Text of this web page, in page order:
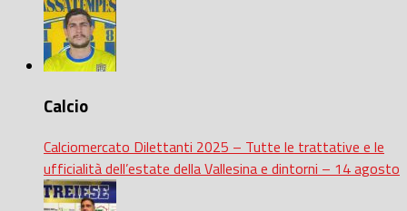
Calcio
Calciomercato Dilettanti 2025 – Tutte le trattative e le
ufficialità dell’estate della Vallesina e dintorni – 14 agosto